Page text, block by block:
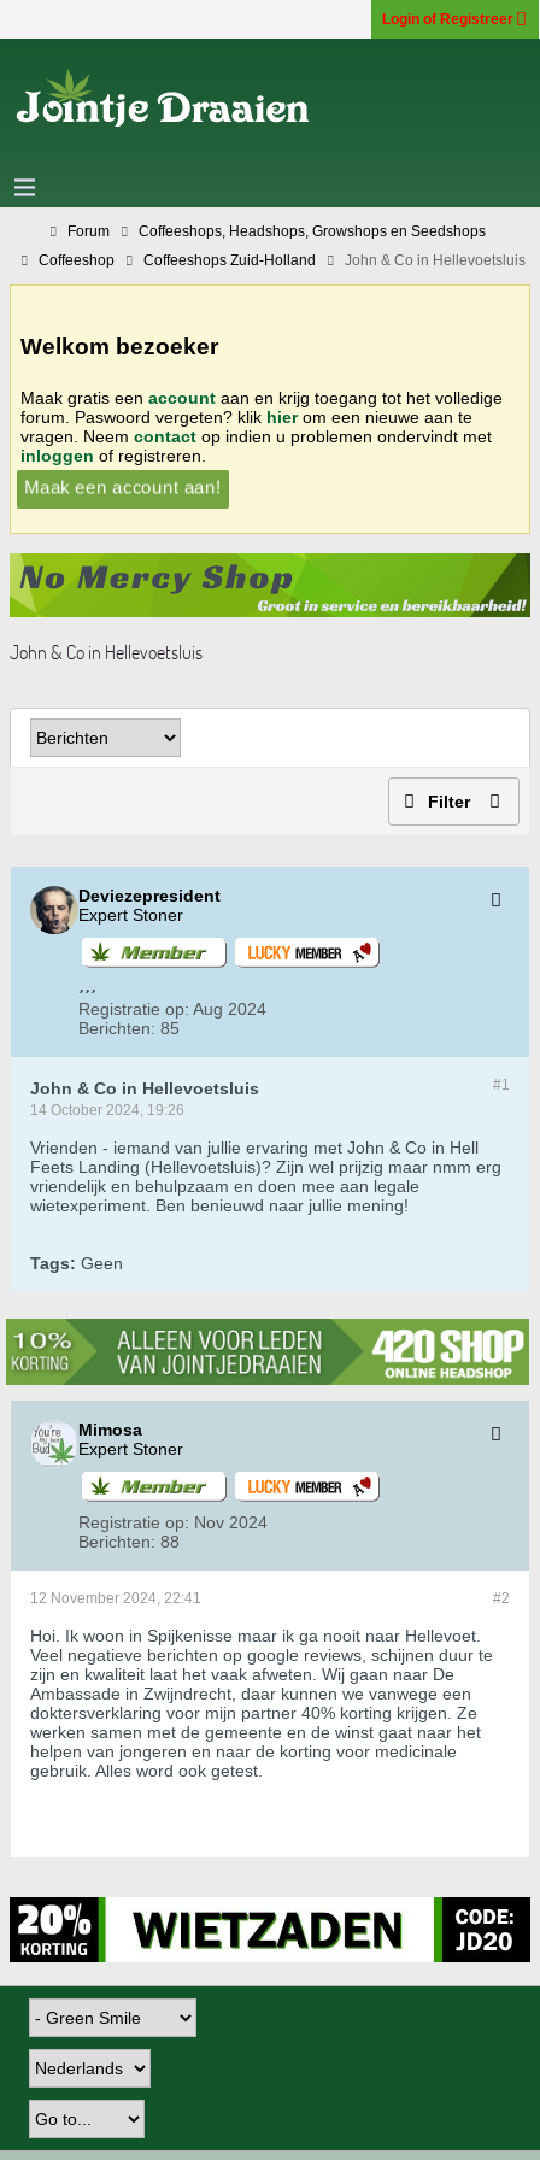
Login of Registreer
Forum
Coffeeshops, Headshops, Growshops en Seedshops
Coffeeshop
Coffeeshops Zuid-Holland John & Co in Hellevoetsluis
Welkom bezoeker
Maak gratis een account aan en krijg toegang tot het volledige
forum. Paswoord vergeten? klik hierom een nieuwe aan te
vragen. Neem contact op indien u problemen ondervindt met
inloggen of registreren.
Maak een account aan!
John & Co in Hellevoetsluis
Filter
Deviezepresident
Expert Stoner
Registratie op: Aug 2024
Berichten: 85
#1
John & Co in Hellevoetsluis
14 October 2024, 19:26
Vrienden - iemand van jullie ervaring met John & Co in Hell
Feets Landing (Hellevoetsluis)? Zijn wel prijzig maar nmm erg
vriendelijk en behulpzaam en doen mee aan legale
wietexperiment. Ben benieuwd naar jullie mening!
Tags: Geen
Mimosa
Expert Stoner
Registratie op: Nov 2024
Berichten: 88
#2
12 November 2024, 22:41
Hoi. Ik woon in Spijkenisse maar ik ga nooit naar Hellevoet.
Veel negatieve berichten op google reviews, schijnen duur te
zijn en kwaliteit laat het vaak afweten. Wij gaan naar De
Ambassade in Zwijndrecht, daar kunnen we vanwege een
doktersverklaring voor mijn partner 40% korting krijgen. Ze
werken samen met de gemeente en de winst gaat naar het
helpen van jongeren en naar de korting voor medicinale
gebruik. Alles word ook getest.